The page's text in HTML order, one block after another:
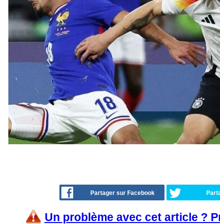
Partager sur Facebook
Un problème avec cet article ?